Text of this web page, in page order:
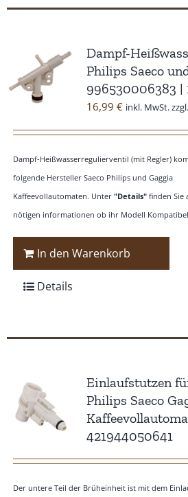
Dampf-
Philips Saeco
996530006383 |
16,99 € inkl. MwSt.
Dampf-Heißwasserregulierventil (mit Regler)
folgende Hersteller Saeco Philips und Gaggia
Kaffeevollautomaten. Unter "Details"finden Sie
nötigen informationen ob ihr Modell
In den Warenkorb
Details
Einlaufstutzen
Philips Saeco
421944050641
Der untere Teil der Brüheinheit ist mit dem